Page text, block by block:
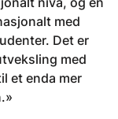
med
Det er
med
et enda mer